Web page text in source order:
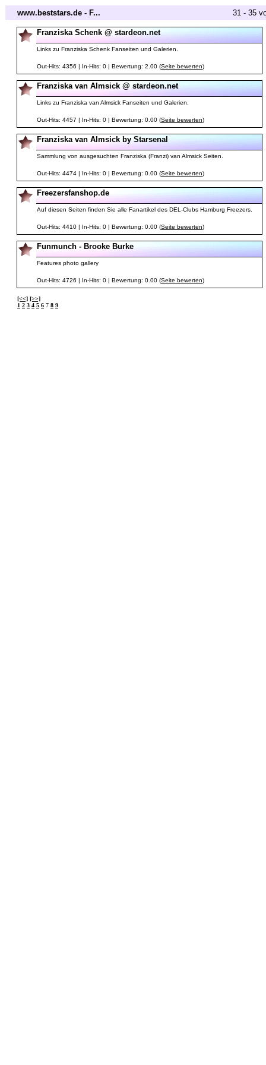
www.beststars.de - F... 31 - 35
Franziska Schenk @ stardeon.net
Links zu Franziska Schenk Fanseiten und Galerien.
Out-Hits: 4356 | In-Hits: 0 | Bewertung: 2.00 (Seite bewerten)
Franziska van Almsick @ stardeon.net
Links zu Franziska van Almsick Fanseiten und Galerien.
Out-Hits: 4457 | In-Hits: 0 | Bewertung: 0.00 (Seite bewerten)
Franziska van Almsick by Starsenal
Sammlung von ausgesuchten Franziska (Franzi) van Almsick Seiten.
Out-Hits: 4474 | In-Hits: 0 | Bewertung: 0.00 (Seite bewerten)
Freezersfanshop.de
Auf diesen Seiten finden Sie alle Fanartikel des DEL-Clubs Hamburg Freezers.
Out-Hits: 4410 | In-Hits: 0 | Bewertung: 0.00 (Seite bewerten)
Funmunch - Brooke Burke
Features photo gallery
Out-Hits: 4726 | In-Hits: 0 | Bewertung: 0.00 (Seite bewerten)
[<<] [>>]
1 2 3 4 5 6 7 8 9